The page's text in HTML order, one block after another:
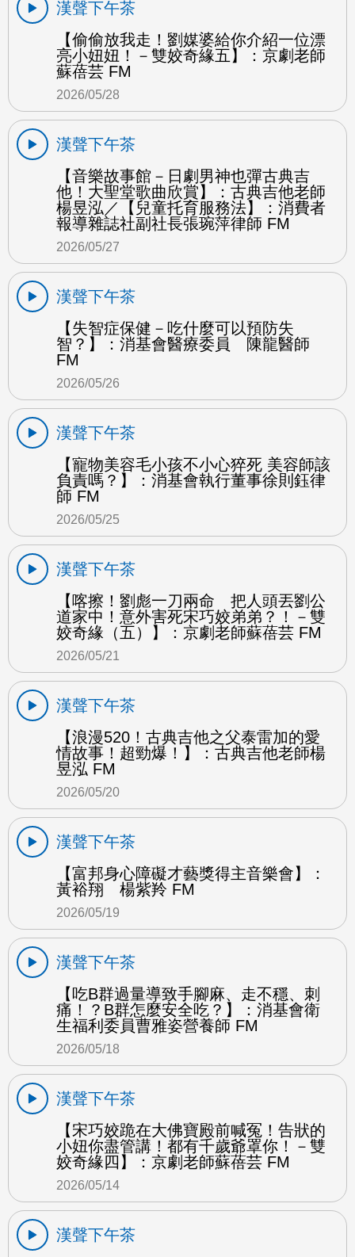
漢聲下午茶
【偷偷放我走！劉媒婆給你介紹一位漂
亮小妞妞！－雙姣奇緣五】：京劇老師
蘇蓓芸 FM
2026/05/28
漢聲下午茶
【音樂故事館－日劇男神也彈古典吉
他！大聖堂歌曲欣賞】：古典吉他老師
楊昱泓／【兒童托育服務法】：消費者
報導雜誌社副社長張琬萍律師 FM
2026/05/27
漢聲下午茶
【失智症保健－吃什麼可以預防失
智？】：消基會醫療委員 陳龍醫師
FM
2026/05/26
漢聲下午茶
【寵物美容毛小孩不小心猝死 美容師該
負責嗎？】：消基會執行董事徐則鈺律
師 FM
2026/05/25
漢聲下午茶
【喀擦！劉彪一刀兩命 把人頭丟劉公
道家中！意外害死宋巧姣弟弟？！－雙
姣奇緣（五）】：京劇老師蘇蓓芸 FM
2026/05/21
漢聲下午茶
【浪漫520！古典吉他之父泰雷加的愛
情故事！超勁爆！】：古典吉他老師楊
昱泓 FM
2026/05/20
漢聲下午茶
【富邦身心障礙才藝獎得主音樂會】：
黃裕翔 楊紫羚 FM
2026/05/19
漢聲下午茶
【吃B群過量導致手腳麻、走不穩、刺
痛！？B群怎麼安全吃？】：消基會衛
生福利委員曹雅姿營養師 FM
2026/05/18
漢聲下午茶
【宋巧姣跪在大佛寶殿前喊冤！告狀的
小妞你盡管講！都有千歲爺罩你！－雙
姣奇緣四】：京劇老師蘇蓓芸 FM
2026/05/14
漢聲下午茶